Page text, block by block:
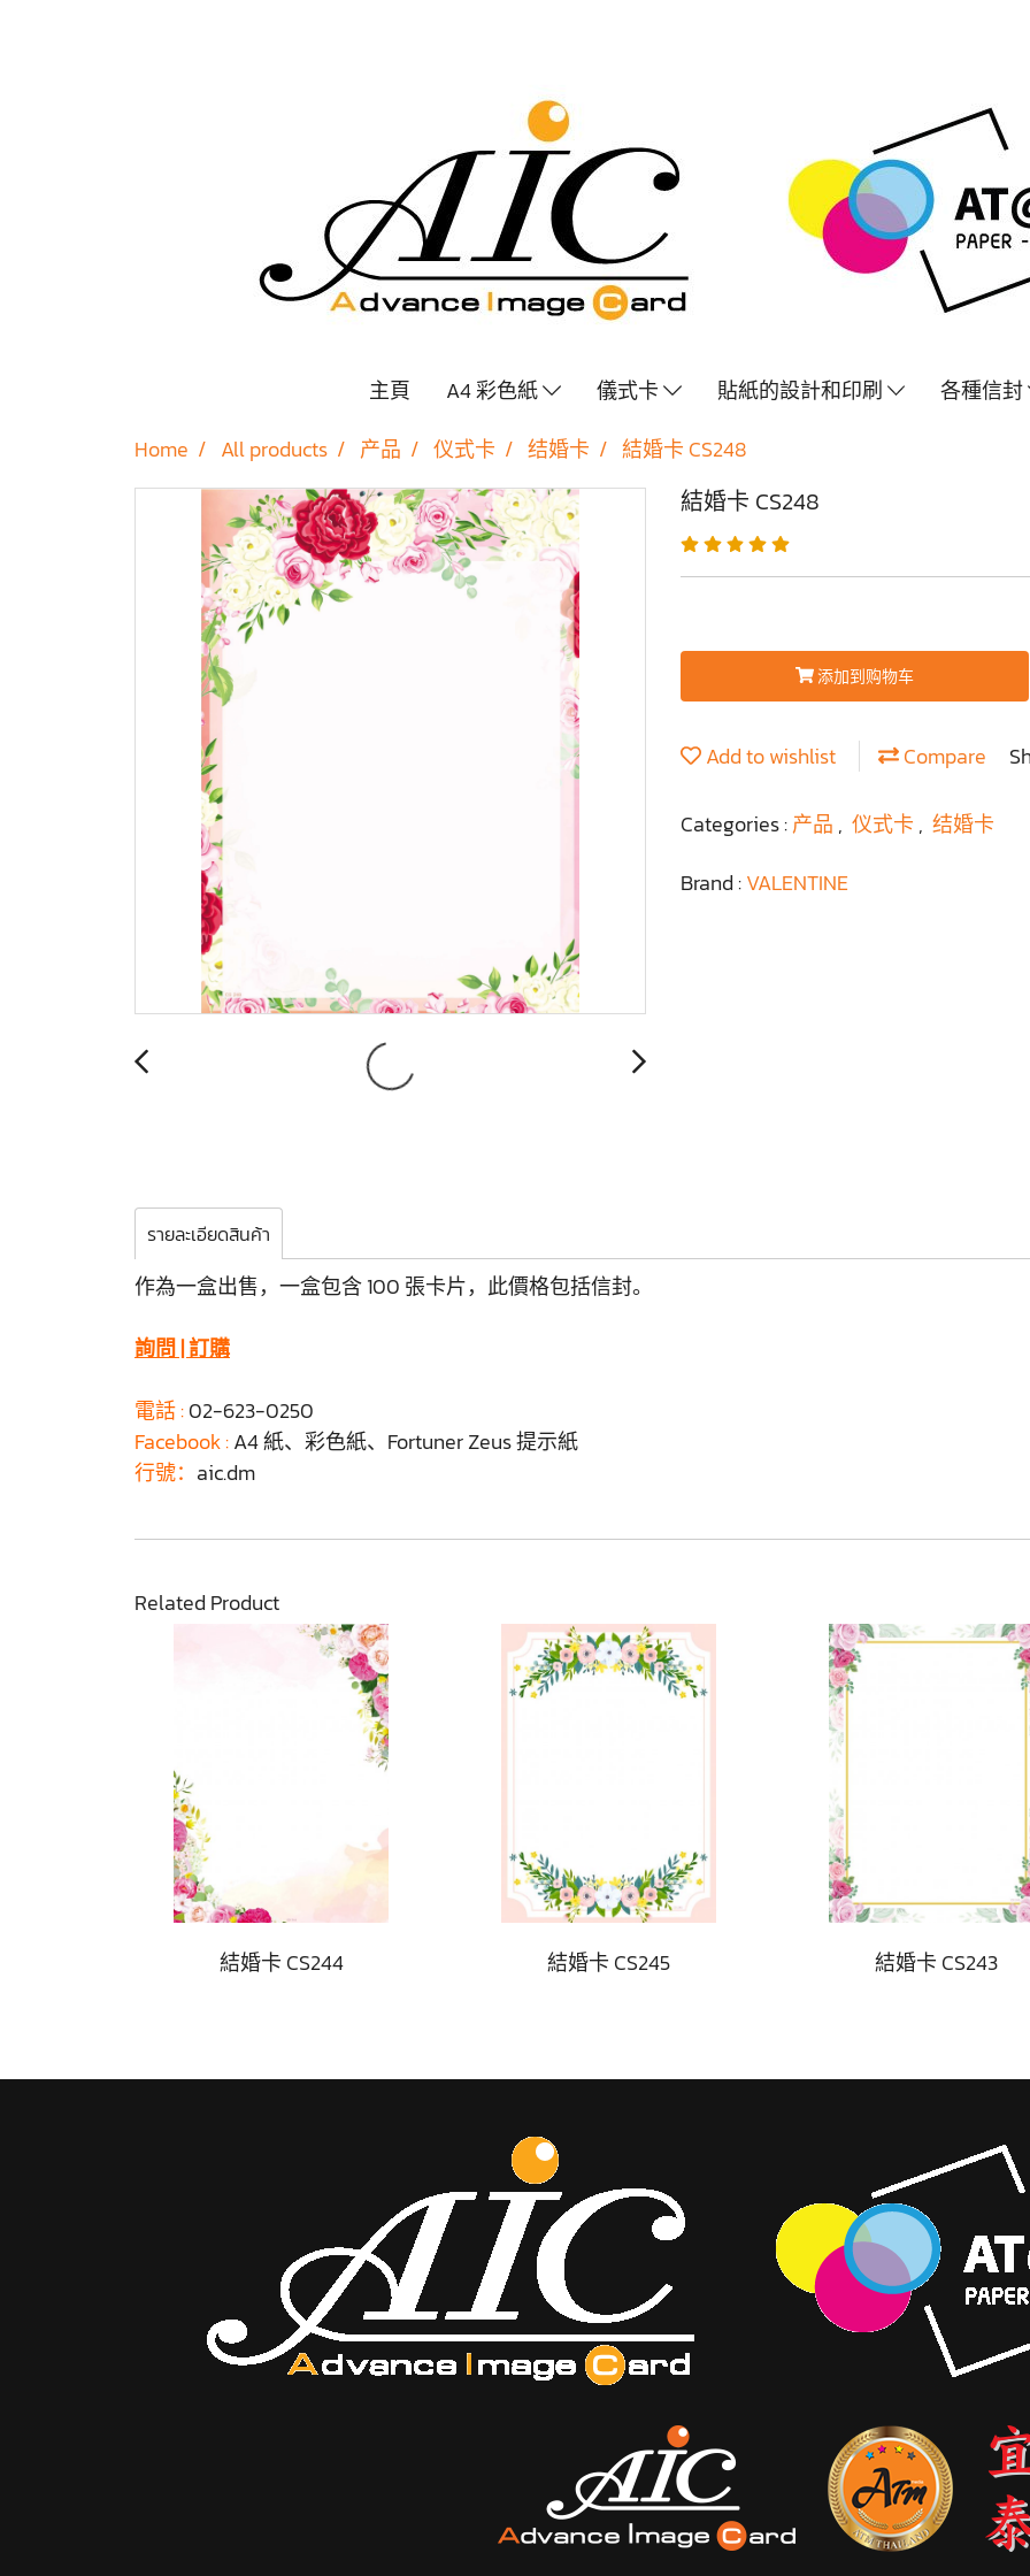
主頁 A4 彩色紙 儀式卡 貼紙的設計和印刷
各種信封
Home
All products 产品 仪式卡 结婚卡 結婚卡 CS248
結婚卡 CS248
添加到购物车
Add to wishlist Compare
Categories :产品 , 仪式卡 , 结婚卡
Brand :VALENTINE
รายละเอียดสินค้า
作為一盒出售，一盒包含 100 張卡片，此價格包括信封。
詢問 | 訂購
電話 :02-623-0250
Facebook :A4 紙、彩色紙、Fortuner Zeus 提示紙
行號： aic.dm
Related Product
結婚卡 CS244 結婚卡 CS245 結婚卡 CS243